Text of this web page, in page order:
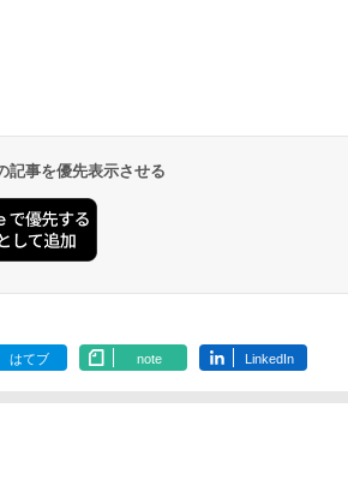
記事を優先表示させる
はてブ note LinkedIn